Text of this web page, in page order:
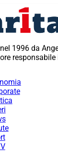
1996 da